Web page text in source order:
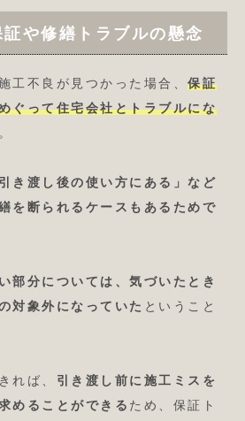
や修繕トラブルの懸念
工不良が見つかった場合、 保証
ぐって住宅会社とトラブルにな
き渡し後の使い方にある」など
を断られるケースもあるためで
部分については、気づいたとき
対象外になっていた ということ
れば、 引き渡し前に施工ミスを
めることができる ため、保証ト